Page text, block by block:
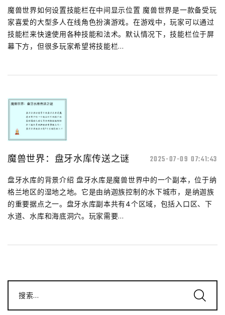
魔兽世界如何设置技能栏在中间显示位置 魔兽世界是一款备受玩
家喜爱的大型多人在线角色扮演游戏。在游戏中，玩家可以通过
技能栏来快速使用各种技能和法术。默认情况下，技能栏位于屏
幕下方，但很多玩家希望将技能栏...
魔兽世界：盘牙水库传送之谜 2025-07-09 07:41:43
盘牙水库的背景介绍 盘牙水库是魔兽世界中的一个副本，位于纳
格兰地区的湿地之地。它是由纳迦族控制的水下城市，是纳迦族
的重要据点之一。盘牙水库副本共有4个区域，包括入口区、下
水道、水库和海底洞穴。玩家需要...
搜索...